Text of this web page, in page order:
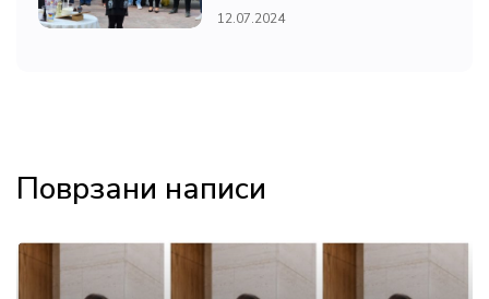
12.07.2024
Поврзани написи